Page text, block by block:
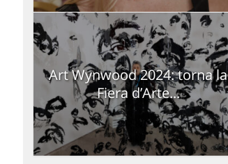
Art Wynwood 2024: torna la
Fiera d’Arte...